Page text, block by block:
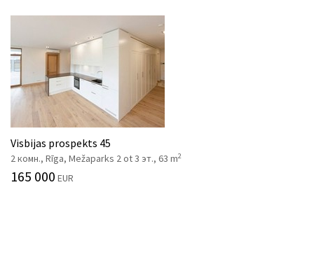
Visbijas prospekts 45
2 комн., Rīga, Mežaparks 2 ot 3 эт., 63 m2
165 000 EUR